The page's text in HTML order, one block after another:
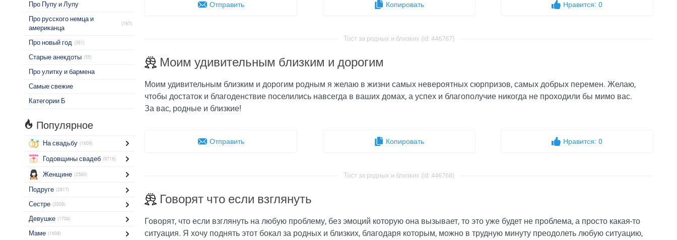
Про Пупу и Лупу
Про русского немца и
американца
(167)
Про новый год (381)
Старые анекдоты (55)
Про улитку и бармена
Самые свежие
Категории Б
Популярное
На свадьбу (1609)
Годовщины свадеб (9716)
Женщине (2560)
Подруге (2817)
Сестре (2008)
Девушке (1704)
Маме (1608)
Отправить Копировать Нравится: 0
Тост за родных и близких (id: 446767)
Моим удивительным близким и дорогим
Моим удивительным близким и дорогим родным я желаю в жизни самых невероятных сюрпризов, самых добрых перемен. Желаю,
чтобы достаток и благоденствие поселились навсегда в ваших домах, а успех и благополучие никогда не проходили бы мимо вас.
За вас, родные и близкие!
Отправить Копировать Нравится: 0
Тост за родных и близких (id: 446768)
Говорят что если взглянуть
Говорят, что если взглянуть на любую проблему, без эмоций которую она вызывает, то это уже будет не проблема, а просто какая-то
ситуация. Я хочу поднять этот бокал за родных и близких, благодаря которым, можно в трудную минуту преодолеть любую ситуацию,